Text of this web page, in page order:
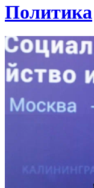
Политика